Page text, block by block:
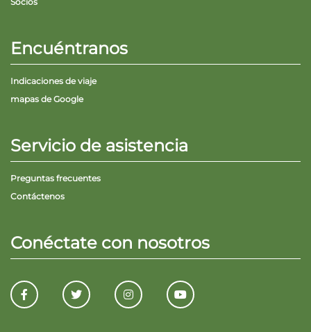
Encuéntranos
Indicaciones de viaje
mapas de Google
Servicio de asistencia
Preguntas frecuentes
Contáctenos
Conéctate con nosotros